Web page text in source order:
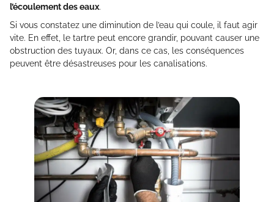
l’écoulement des eaux.
Si vous constatez une diminution de l’eau qui coule, il faut agir
vite. En effet, le tartre peut encore grandir, pouvant causer une
obstruction des tuyaux. Or, dans ce cas, les conséquences
peuvent être désastreuses pour les canalisations.